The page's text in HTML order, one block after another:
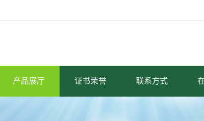
产品展厅 证书荣誉 联系方式